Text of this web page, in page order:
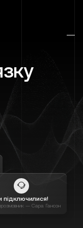
підключилися!
— Сара Гансон